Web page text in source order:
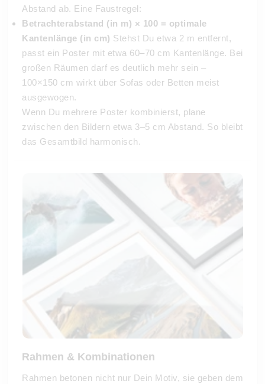
Abstand ab. Eine Faustregel:
Betrachterabstand (in m) × 100 = optimale
Kantenlänge (in cm) Stehst Du etwa 2 m entfernt,
passt ein Poster mit etwa 60–70 cm Kantenlänge. Bei
großen Räumen darf es deutlich mehr sein –
100×150 cm wirkt über Sofas oder Betten meist
ausgewogen.
Wenn Du mehrere Poster kombinierst, plane
zwischen den Bildern etwa 3–5 cm Abstand. So bleibt
das Gesamtbild harmonisch.
Rahmen & Kombinationen
Rahmen betonen nicht nur Dein Motiv, sie geben dem